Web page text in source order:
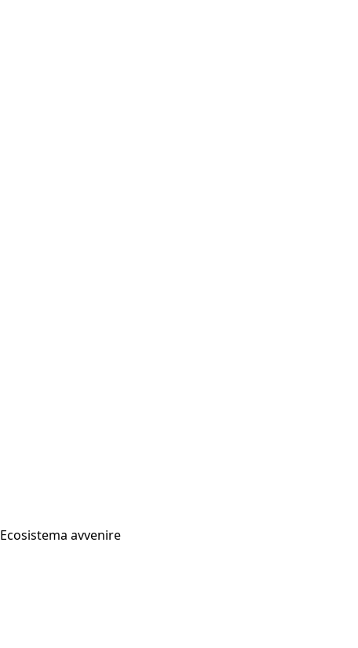
Ecosistema avvenire